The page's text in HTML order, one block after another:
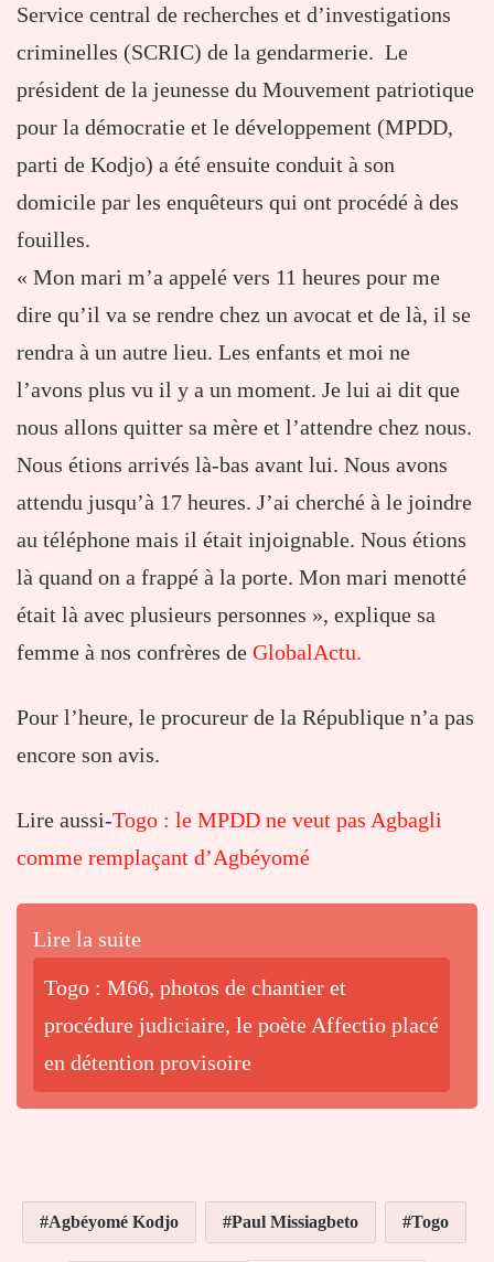
Service central de recherches et d’investigations
criminelles (SCRIC) de la gendarmerie. Le
président de la jeunesse du Mouvement patriotique
pour la démocratie et le développement (MPDD,
parti de Kodjo) a été ensuite conduit à son
domicile par les enquêteurs qui ont procédé à des
fouilles.
« Mon mari m’a appelé vers 11 heures pour me
dire qu’il va se rendre chez un avocat et de là, il se
rendra à un autre lieu. Les enfants et moi ne
l’avons plus vu il y a un moment. Je lui ai dit que
nous allons quitter sa mère et l’attendre chez nous.
Nous étions arrivés là-bas avant lui. Nous avons
attendu jusqu’à 17 heures. J’ai cherché à le joindre
au téléphone mais il était injoignable. Nous étions
là quand on a frappé à la porte. Mon mari menotté
était là avec plusieurs personnes », explique sa
femme à nos confrères de GlobalActu.
Pour l’heure, le procureur de la République n’a pas
encore son avis.
Lire aussi-Togo : le MPDD ne veut pas Agbagli
comme remplaçant d’Agbéyomé
Lire la suite
Togo : M66, photos de chantier et
procédure judiciaire, le poète Affectio placé
en détention provisoire
Agbéyomé Kodjo Paul Missiagbeto Togo